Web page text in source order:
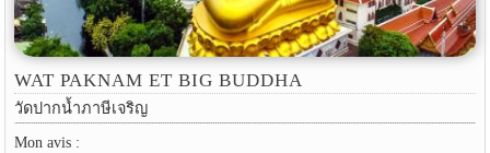
WAT PAKNAM ET BIG BUDDHA
วัดปากน้ำภาษีเจริญ
Mon avis :